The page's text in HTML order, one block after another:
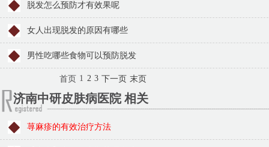
脱发怎么预防才有效果呢
女人出现脱发的原因有哪些
男性吃哪些食物可以预防脱发
首页 1 2 3 下一页 末页
济南中研皮肤病医院 相关
荨麻疹的有效治疗方法